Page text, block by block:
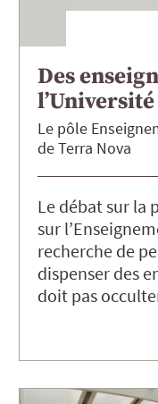
Des
l’Université
Le pôle
de Terra Nova
Le débat sur la
sur
recherche de
dispenser des
doit pas